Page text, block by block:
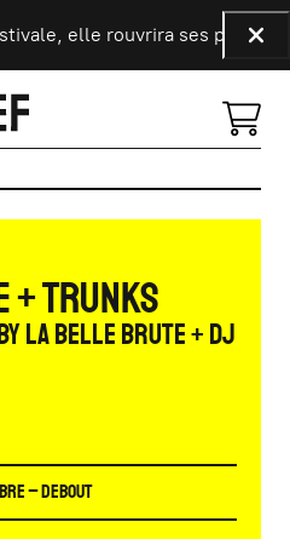
elle rouvrira ses portes le 9
+ TRUNKS
LA BELLE BRUTE + DJ
– Debout